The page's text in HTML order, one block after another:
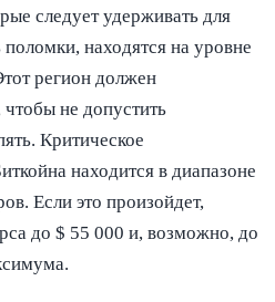
следует удерживать для
находятся на уровне
регион должен
не допустить
Критическое
находится в диапазоне
Если это произойдет,
до $ 55 000 и, возможно, до